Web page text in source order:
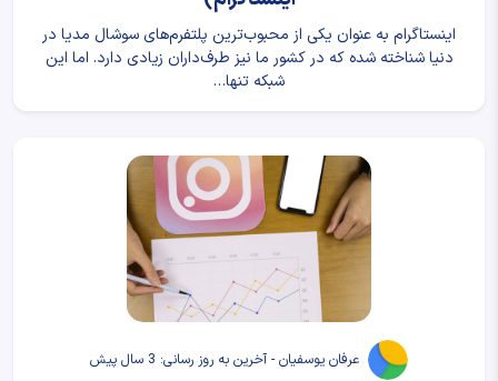
اینستاگرام به عنوان یکی از محبوب‌ترین پلتفرم‌های سوشال مدیا در
دنیا شناخته شده که در کشور ما نیز طرف‌داران زیادی دارد. اما این
شبکه تنها…
عرفان یوسفیان - آخرین به روز رسانی: 3 سال پیش